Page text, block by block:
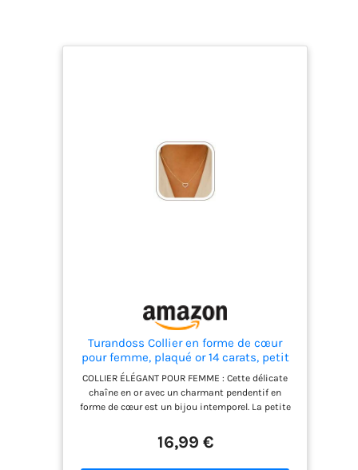
Turandoss Collier en forme de cœur
pour femme, plaqué or 14 carats, petit
cœur exquis, pendentif collier, bijoux
en or, cadeau, cadeau d'anniversaire
pour femme, petite amie, 46.3 cm,
Résine
COLLIER ÉLÉGANT POUR FEMME : Cette délicate
chaîne en or avec un charmant pendentif en
forme de cœur est un bijou intemporel. La petite
légère à porter, et le cœur creux est serti de
zircons scintillants pour lui donner de l’éclat !
16,99 €